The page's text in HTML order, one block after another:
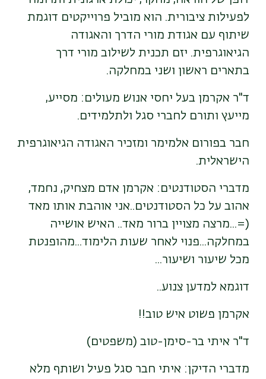
לפעילות ציבורית. הוא מוביל פרוייקטים דוגמת
שיתוף עם אגודת מורי הדרך והאגודה
הגיאוגרפית. יזם תכנית לשילוב מורי דרך
בתארים ראשון ושני במחלקה.
ד"ר אקרמן בעל יחסי אנוש מעולים: מסייע,
מייעץ ותורם לחברי סגל ולתלמידים.
חבר בפורום אלמימר ומזכיר האגודה הגיאוגרפית
הישראלית.
מדברי הסטודנטים: אקרמן אדם מצחיק, נחמד,
אהוב על כל הסטודנטים..אני אוהבת אותו מאד
(=...מרצה מצויין ברור מאד.. האיש אושייה
במחלקה...פנוי לאחר שעות הלימוד...מהופנטת
מכל שיעור ושיעור...
דוגמא למדען צנוע..
אקרמן פשוט איש טוב!!
ד"ר איתי בר-סימן-טוב (משפטים)
מדברי הדיקן: איתי חבר סגל פעיל ושותף מלא